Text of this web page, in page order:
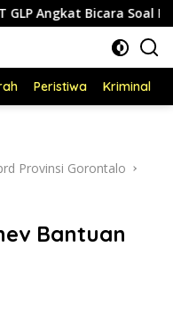
Bicara Soal Polemik
Peristiwa Kriminal
Provinsi Gorontalo
Bantuan